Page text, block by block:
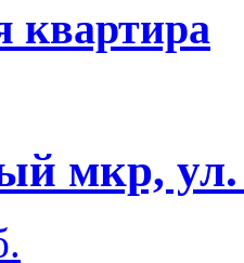
квартира
мкр, ул.